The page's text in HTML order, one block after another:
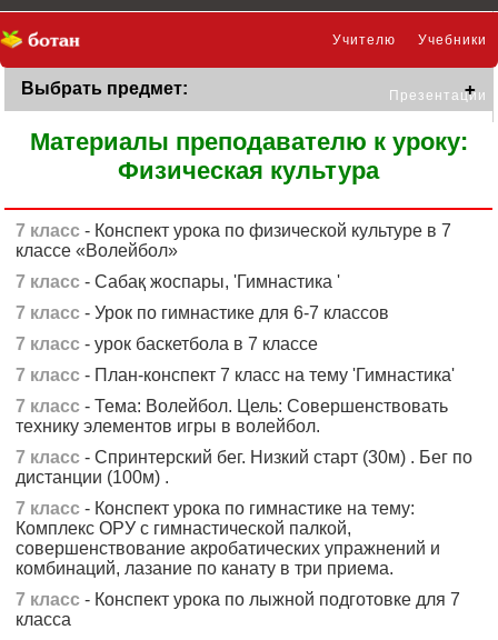
Учебники
Учителю
Презентации
Выбрать предмет:
Материалы преподавателю к уроку:
Физическая культура
7 класс - Конспект урока по физической культуре в 7
классе «Волейбол»
7 класс - Сабақ жоспары, 'Гимнастика '
7 класс - Урок по гимнастике для 6-7 классов
7 класс - урок баскетбола в 7 классе
7 класс - План-конспект 7 класс на тему 'Гимнастика'
7 класс - Тема: Волейбол. Цель: Совершенствовать
технику элементов игры в волейбол.
7 класс - Cпринтерский бег. Низкий старт (30м) . Бег по
дистанции (100м) .
7 класс - Конспект урока по гимнастике на тему:
Комплекс ОРУ с гимнастической палкой,
совершенствование акробатических упражнений и
комбинаций, лазание по канату в три приема.
7 класс - Конспект урока по лыжной подготовке для 7
класса